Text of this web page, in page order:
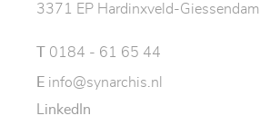
3371 EP Hardinxveld-Giessendam
0184 - 61 65 44
E info@synarchis.nl
LinkedIn